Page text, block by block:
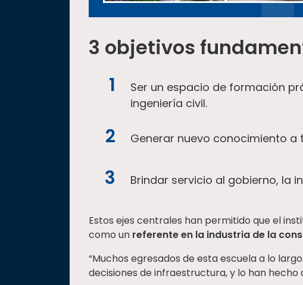
3 objetivos
Ser un espacio de formación
ingeniería civil.
Generar nuevo conocimiento a
Brindar servicio al gobierno, la
Estos ejes centrales han permitido que el
como un referente en la industria de la
“Muchos egresados de esta escuela a lo
decisiones de infraestructura, y lo han